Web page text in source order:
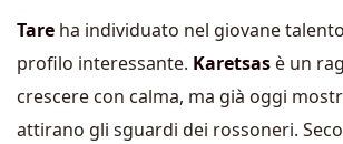
Tare ha individuato nel giovane
profilo interessante. Karetsas è un
crescere con calma, ma già oggi
attirano gli sguardi dei rossoneri.